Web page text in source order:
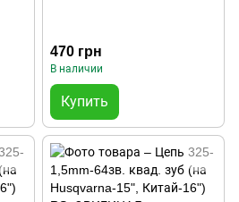
470 грн
В наличии
Купить